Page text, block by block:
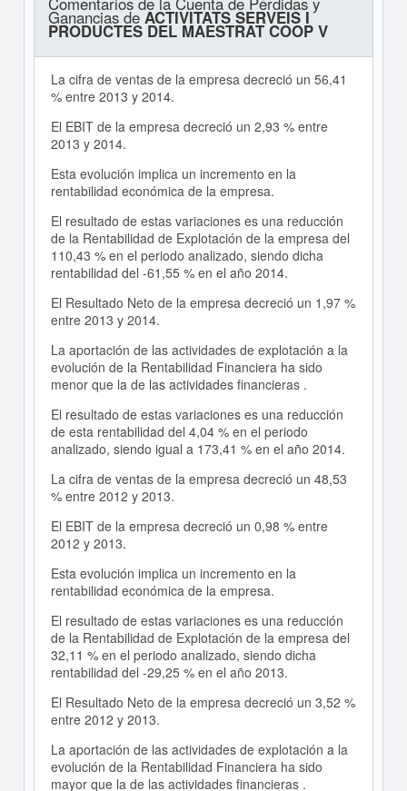
Ganancias deACTIVITATS SERVEIS I
PRODUCTES DEL MAESTRAT COOP V
La cifra de ventas de la empresa decreció un 56,41
% entre 2013 y 2014.
El EBIT de la empresa decreció un 2,93 % entre
2013 y 2014.
Esta evolución implica un incremento en la
rentabilidad económica de la empresa.
El resultado de estas variaciones es una reducción
de la Rentabilidad de Explotación de la empresa del
110,43 % en el periodo analizado, siendo dicha
rentabilidad del -61,55 % en el año 2014.
El Resultado Neto de la empresa decreció un 1,97 %
entre 2013 y 2014.
La aportación de las actividades de explotación a la
evolución de la Rentabilidad Financiera ha sido
menor que la de las actividades financieras .
El resultado de estas variaciones es una reducción
de esta rentabilidad del 4,04 % en el periodo
analizado, siendo igual a 173,41 % en el año 2014.
La cifra de ventas de la empresa decreció un 48,53
% entre 2012 y 2013.
El EBIT de la empresa decreció un 0,98 % entre
2012 y 2013.
Esta evolución implica un incremento en la
rentabilidad económica de la empresa.
El resultado de estas variaciones es una reducción
de la Rentabilidad de Explotación de la empresa del
32,11 % en el periodo analizado, siendo dicha
rentabilidad del -29,25 % en el año 2013.
El Resultado Neto de la empresa decreció un 3,52 %
entre 2012 y 2013.
La aportación de las actividades de explotación a la
evolución de la Rentabilidad Financiera ha sido
mayor que la de las actividades financieras .